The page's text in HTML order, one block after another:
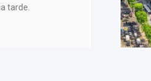
tarde.